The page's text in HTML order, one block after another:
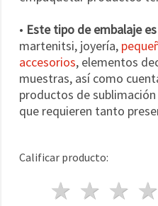
• Este tipo de embalaje
martenitsi, joyería,
accesorios, elementos
muestras, así como
productos de
que requieren tanto
Calificar producto:
3
2
1